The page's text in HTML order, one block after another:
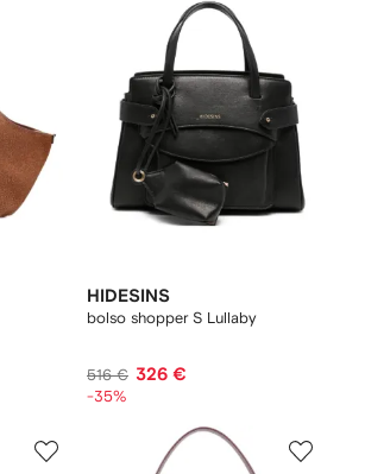
HIDESINS
bolso shopper S Lullaby
516 € 326 €
-35%